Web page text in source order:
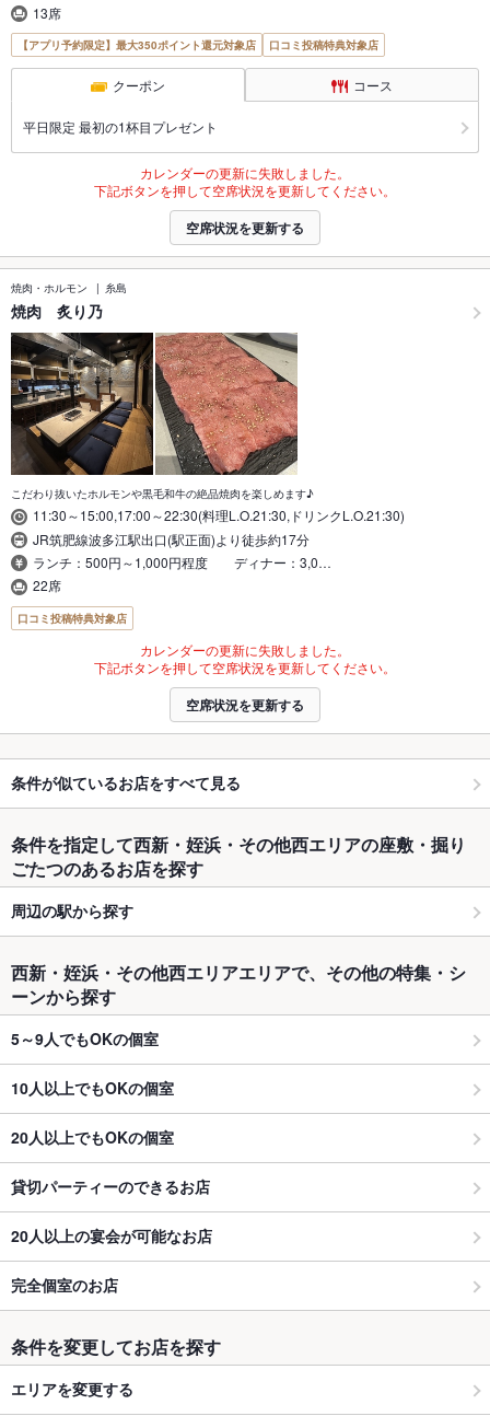
13席
【アプリ予約限定】最大350ポイント還元対象店 口コミ投稿特典対象店
クーポン コース
平日限定 最初の1杯目プレゼント
カレンダーの更新に失敗しました。
下記ボタンを押して空席状況を更新してください。
空席状況を更新する
焼肉・ホルモン 糸島
焼肉 炙り乃
こだわり抜いたホルモンや黒毛和牛の絶品焼肉を楽しめます♪
11:30～15:00,17:00～22:30(料理L.O.21:30,ドリンクL.O.21:30)
JR筑肥線波多江駅出口(駅正面)より徒歩約17分
ランチ：500円～1,000円程度 ディナー：3,0…
22席
口コミ投稿特典対象店
カレンダーの更新に失敗しました。
下記ボタンを押して空席状況を更新してください。
空席状況を更新する
条件が似ているお店をすべて見る
条件を指定して西新・姪浜・その他西エリアの座敷・掘り
ごたつのあるお店を探す
周辺の駅から探す
西新・姪浜・その他西エリアエリアで、その他の特集・シ
ーンから探す
5～9人でもOKの個室
10人以上でもOKの個室
20人以上でもOKの個室
貸切パーティーのできるお店
20人以上の宴会が可能なお店
完全個室のお店
条件を変更してお店を探す
エリアを変更する